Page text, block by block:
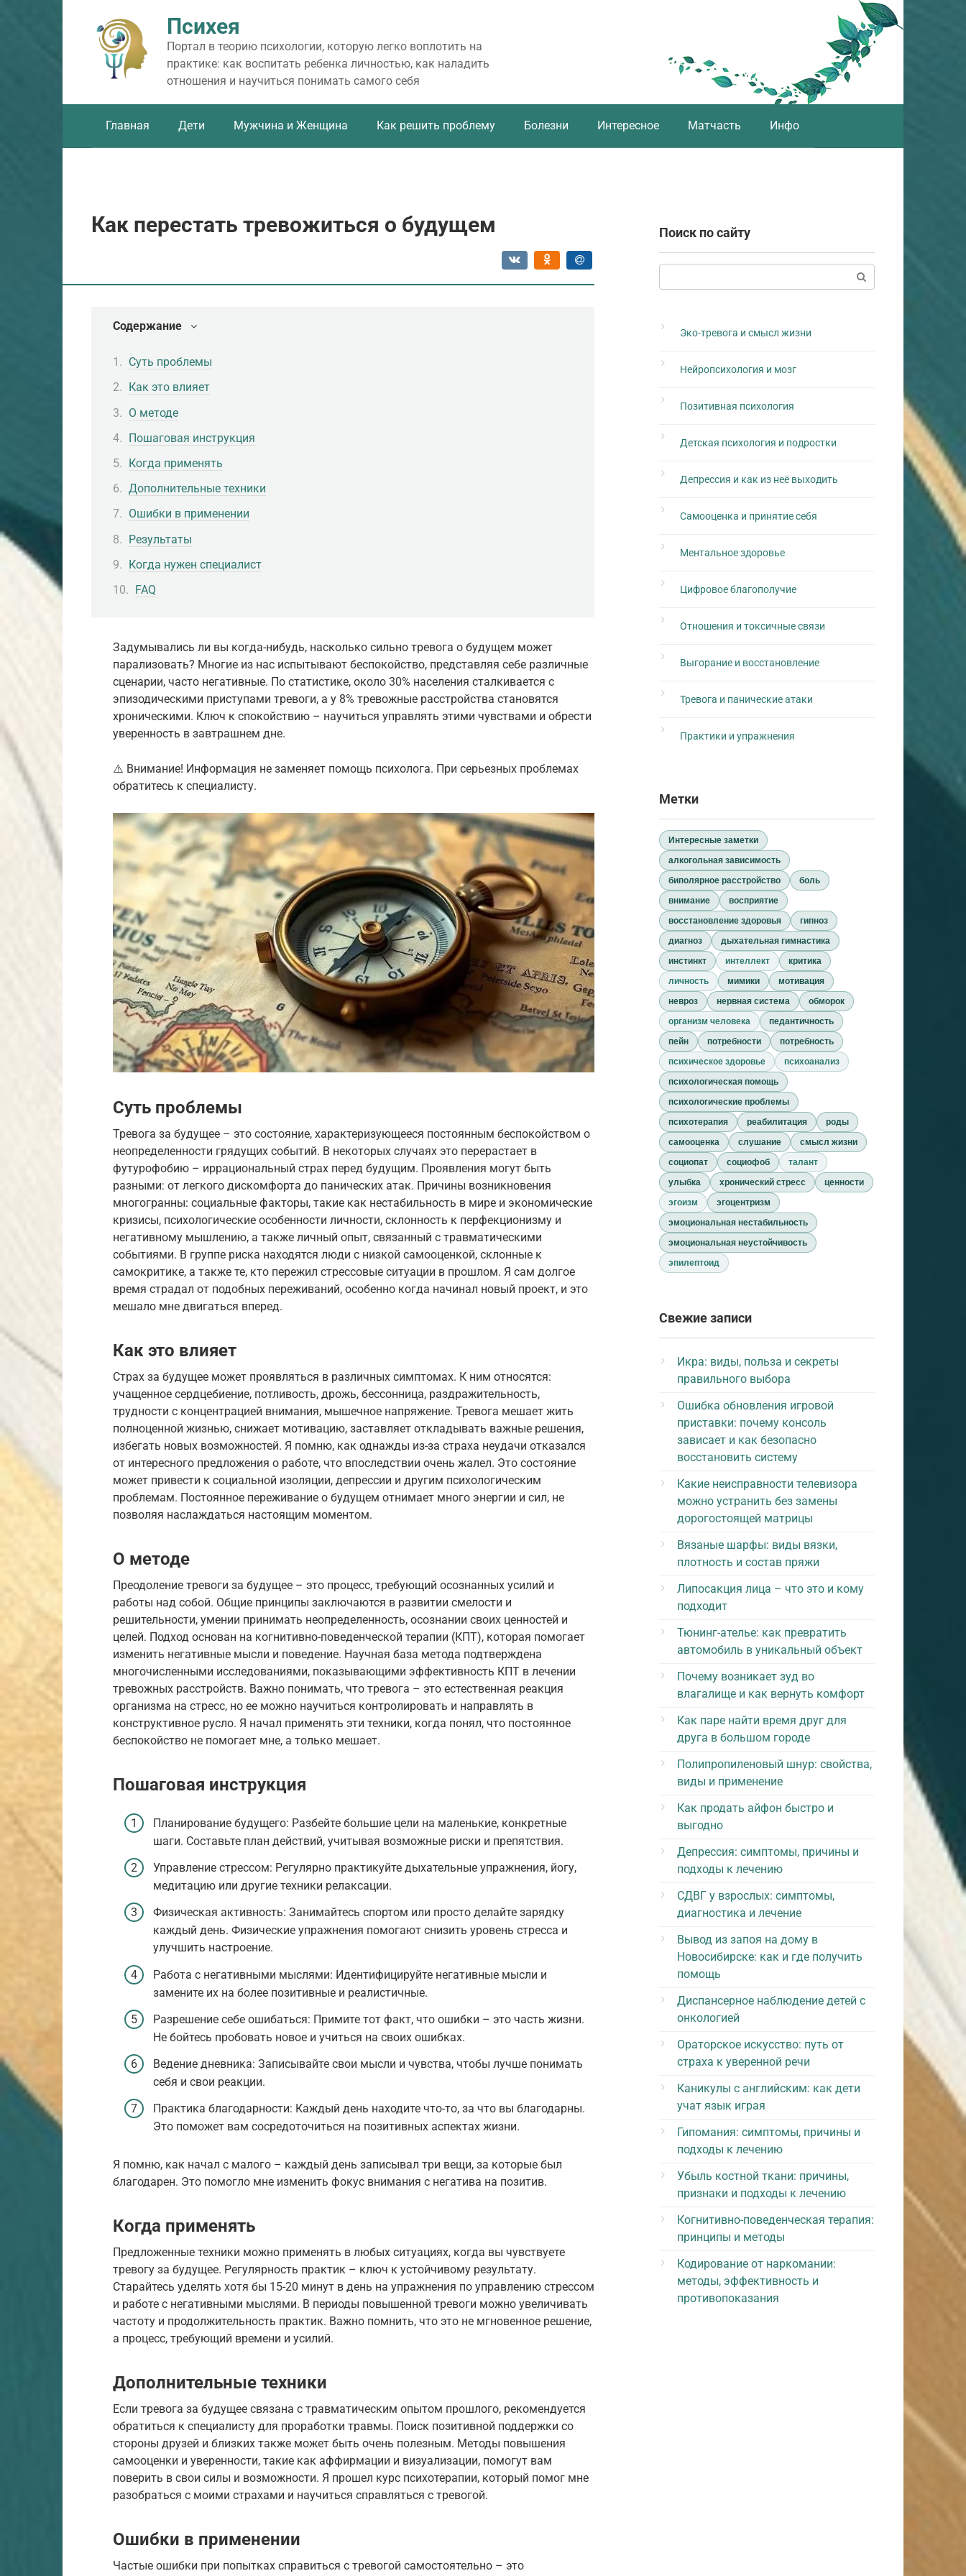
Психея
Портал в теорию психологии, которую легко воплотить на
практике: как воспитать ребенка личностью, как наладить
отношения и научиться понимать самого себя
Главная Дети Мужчина и Женщина Как решить проблему Болезни Интересное Матчасть Инфо
Как перестать тревожиться о будущем
Содержание
Суть проблемы
Как это влияет
О методе
Пошаговая инструкция
Когда применять
Дополнительные техники
Ошибки в применении
Результаты
Когда нужен специалист
FAQ
Задумывались ли вы когда-нибудь, насколько сильно тревога о будущем может
парализовать? Многие из нас испытывают беспокойство, представляя себе различные
сценарии, часто негативные. По статистике, около 30% населения сталкивается с
эпизодическими приступами тревоги, а у 8% тревожные расстройства становятся
хроническими. Ключ к спокойствию – научиться управлять этими чувствами и обрести
уверенность в завтрашнем дне.
⚠️ Внимание! Информация не заменяет помощь психолога. При серьезных проблемах
обратитесь к специалисту.
Суть проблемы
Тревога за будущее – это состояние, характеризующееся постоянным беспокойством о
неопределенности грядущих событий. В некоторых случаях это перерастает в
футурофобию – иррациональный страх перед будущим. Проявления могут быть
разными: от легкого дискомфорта до панических атак. Причины возникновения
многогранны: социальные факторы, такие как нестабильность в мире и экономические
кризисы, психологические особенности личности, склонность к перфекционизму и
негативному мышлению, а также личный опыт, связанный с травматическими
событиями. В группе риска находятся люди с низкой самооценкой, склонные к
самокритике, а также те, кто пережил стрессовые ситуации в прошлом. Я сам долгое
время страдал от подобных переживаний, особенно когда начинал новый проект, и это
мешало мне двигаться вперед.
Как это влияет
Страх за будущее может проявляться в различных симптомах. К ним относятся:
учащенное сердцебиение, потливость, дрожь, бессонница, раздражительность,
трудности с концентрацией внимания, мышечное напряжение. Тревога мешает жить
полноценной жизнью, снижает мотивацию, заставляет откладывать важные решения,
избегать новых возможностей. Я помню, как однажды из-за страха неудачи отказался
от интересного предложения о работе, что впоследствии очень жалел. Это состояние
может привести к социальной изоляции, депрессии и другим психологическим
проблемам. Постоянное переживание о будущем отнимает много энергии и сил, не
позволяя наслаждаться настоящим моментом.
О методе
Преодоление тревоги за будущее – это процесс, требующий осознанных усилий и
работы над собой. Общие принципы заключаются в развитии смелости и
решительности, умении принимать неопределенность, осознании своих ценностей и
целей. Подход основан на когнитивно-поведенческой терапии (КПТ), которая помогает
изменить негативные мысли и поведение. Научная база метода подтверждена
многочисленными исследованиями, показывающими эффективность КПТ в лечении
тревожных расстройств. Важно понимать, что тревога – это естественная реакция
организма на стресс, но ее можно научиться контролировать и направлять в
конструктивное русло. Я начал применять эти техники, когда понял, что постоянное
беспокойство не помогает мне, а только мешает.
Пошаговая инструкция
Планирование будущего: Разбейте большие цели на маленькие, конкретные
шаги. Составьте план действий, учитывая возможные риски и препятствия.
Управление стрессом: Регулярно практикуйте дыхательные упражнения, йогу,
медитацию или другие техники релаксации.
Физическая активность: Занимайтесь спортом или просто делайте зарядку
каждый день. Физические упражнения помогают снизить уровень стресса и
улучшить настроение.
Работа с негативными мыслями: Идентифицируйте негативные мысли и
замените их на более позитивные и реалистичные.
Разрешение себе ошибаться: Примите тот факт, что ошибки – это часть жизни.
Не бойтесь пробовать новое и учиться на своих ошибках.
Ведение дневника: Записывайте свои мысли и чувства, чтобы лучше понимать
себя и свои реакции.
Практика благодарности: Каждый день находите что-то, за что вы благодарны.
Это поможет вам сосредоточиться на позитивных аспектах жизни.
Я помню, как начал с малого – каждый день записывал три вещи, за которые был
благодарен. Это помогло мне изменить фокус внимания с негатива на позитив.
Когда применять
Предложенные техники можно применять в любых ситуациях, когда вы чувствуете
тревогу за будущее. Регулярность практик – ключ к устойчивому результату.
Старайтесь уделять хотя бы 15-20 минут в день на упражнения по управлению стрессом
и работе с негативными мыслями. В периоды повышенной тревоги можно увеличивать
частоту и продолжительность практик. Важно помнить, что это не мгновенное решение,
а процесс, требующий времени и усилий.
Дополнительные техники
Если тревога за будущее связана с травматическим опытом прошлого, рекомендуется
обратиться к специалисту для проработки травмы. Поиск позитивной поддержки со
стороны друзей и близких также может быть очень полезным. Методы повышения
самооценки и уверенности, такие как аффирмации и визуализации, помогут вам
поверить в свои силы и возможности. Я прошел курс психотерапии, который помог мне
разобраться с моими страхами и научиться справляться с тревогой.
Ошибки в применении
Частые ошибки при попытках справиться с тревогой самостоятельно – это
Поиск по сайту
Эко-тревога и смысл жизни
Нейропсихология и мозг
Позитивная психология
Детская психология и подростки
Депрессия и как из неё выходить
Самооценка и принятие себя
Ментальное здоровье
Цифровое благополучие
Отношения и токсичные связи
Выгорание и восстановление
Тревога и панические атаки
Практики и упражнения
Метки
Интересные заметки
алкогольная зависимость
биполярное расстройство
боль
внимание
восприятие
восстановление здоровья
гипноз
диагноз
дыхательная гимнастика
инстинкт
интеллект
критика
личность
мимики
мотивация
невроз
нервная система
обморок
организм человека
педантичность
пейн
потребности
потребность
психическое здоровье
психоанализ
психологическая помощь
психологические проблемы
психотерапия
реабилитация
роды
самооценка
слушание
смысл жизни
социопат
социофоб
талант
улыбка
хронический стресс
ценности
эгоизм
эгоцентризм
эмоциональная нестабильность
эмоциональная неустойчивость
эпилептоид
Свежие записи
Икра: виды, польза и секреты
правильного выбора
Ошибка обновления игровой
приставки: почему консоль
зависает и как безопасно
восстановить систему
Какие неисправности телевизора
можно устранить без замены
дорогостоящей матрицы
Вязаные шарфы: виды вязки,
плотность и состав пряжи
Липосакция лица – что это и кому
подходит
Тюнинг-ателье: как превратить
автомобиль в уникальный объект
Почему возникает зуд во
влагалище и как вернуть комфорт
Как паре найти время друг для
друга в большом городе
Полипропиленовый шнур: свойства,
виды и применение
Как продать айфон быстро и
выгодно
Депрессия: симптомы, причины и
подходы к лечению
СДВГ у взрослых: симптомы,
диагностика и лечение
Вывод из запоя на дому в
Новосибирске: как и где получить
помощь
Диспансерное наблюдение детей с
онкологией
Ораторское искусство: путь от
страха к уверенной речи
Каникулы с английским: как дети
учат язык играя
Гипомания: симптомы, причины и
подходы к лечению
Убыль костной ткани: причины,
признаки и подходы к лечению
Когнитивно-поведенческая терапия:
принципы и методы
Кодирование от наркомании:
методы, эффективность и
противопоказания